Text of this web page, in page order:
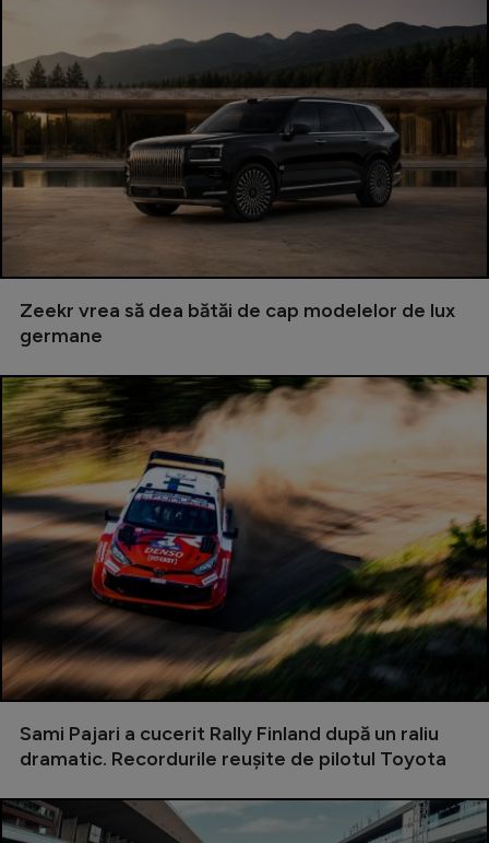
Zeekr vrea să dea bătăi de cap modelelor de lux
germane
Sami Pajari a cucerit Rally Finland după un raliu
dramatic. Recordurile reușite de pilotul Toyota